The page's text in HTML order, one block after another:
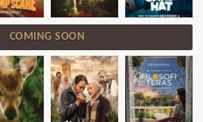
COMING SOON